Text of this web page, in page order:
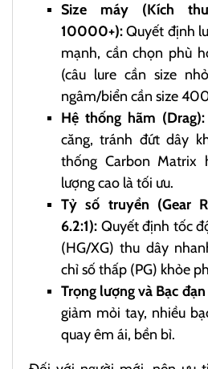
Size máy (Kích
10000+):Quyết định
mạnh, cần chọn phù
(câu lure cần size
ngâm/biển cần size
Hệ thống hãm (Drag):
căng, tránh đứt dây
thống Carbon Matrix
lượng cao là tối ưu.
Tỷ số truyền (Gear
6.2:1): Quyết định tốc
(HG/XG) thu dây
chỉ số thấp (PG) khỏe
Trọng lượng và Bạc
giảm mỏi tay, nhiều
quay êm ái, bền bỉ.